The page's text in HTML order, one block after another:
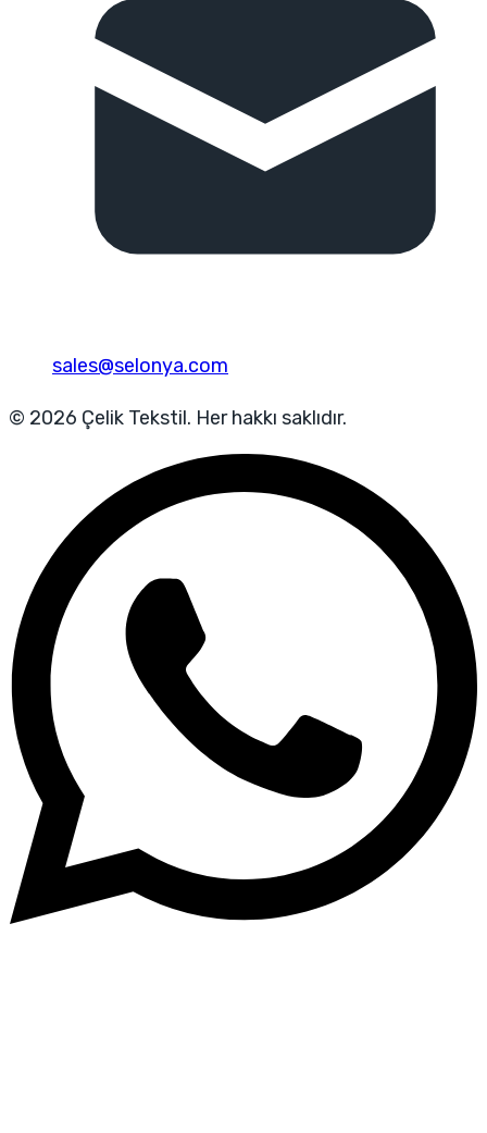
sales@selonya.com
© 2026 Çelik Tekstil. Her hakkı saklıdır.